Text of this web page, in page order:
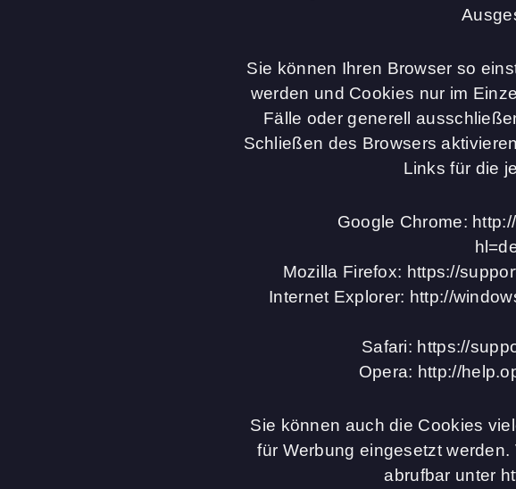
Sie können Ihren Browser so
werden und Cookies nur im
Fälle oder generell
Schließen des Browsers
Links für die
Google Chrome:
Mozilla Firefox: https://
Internet Explorer: http://
Safari: https://
Opera: http://
Sie können auch die Cookies
für Werbung eingesetzt
abrufbar unter